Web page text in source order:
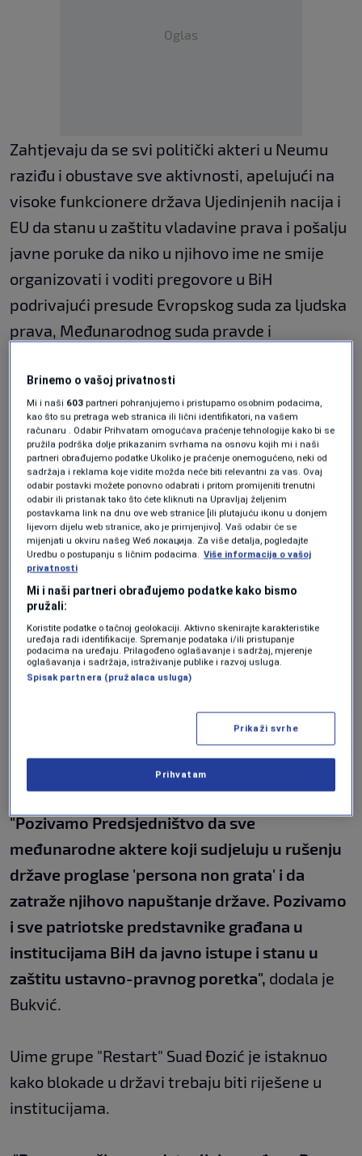
Oglas
Zahtjevaju da se svi politički akteri u Neumu
raziđu i obustave sve aktivnosti, apelujući na
visoke funkcionere država Ujedinjenih nacija i
EU da stanu u zaštitu vladavine prava i pošalju
javne poruke da niko u njihovo ime ne smije
organizovati i voditi pregovore u BiH
podrivajući presude Evropskog suda za ljudska
prava, Međunarodnog suda pravde i
Jugoslaviju.
https://ba.n1info.com/vijesti/mijatovic-u-
neumu-je-posljednji-cin-namjere-da-se-bih-
podijeli-na-tri-dijela/
Jedna od sudionica prosvjeda Enisa Bukvić
kazala je kako zahtijevaju da se svi politički
akteri okupljeni na pregovorima u Neumu
"raziđu i obustave sve aktivnosti rastakanja
države".
hitnom akcijom privedu i uhite svi akteri koji u
Neumu "sudjeluju u izravnom udaru na Bosnu i
"Pozivamo Predsjedništvo da sve
međunarodne aktere koji sudjeluju u rušenju
države proglase 'persona non grata' i da
zatraže njihovo napuštanje države. Pozivamo
i sve patriotske predstavnike građana u
institucijama BiH da javno istupe i stanu u
zaštitu ustavno-pravnog poretka", dodala je
Bukvić.
Uime grupe "Restart" Suad Đozić je istaknuo
kako blokade u državi trebaju biti riješene u
institucijama.
Brinemo o vašoj privatnosti
Mi i naši 603 partneri pohranjujemo i pristupamo osobnim podacima,
kao što su pretraga web stranica ili lični identifikatori, na vašem
računaru . Odabir Prihvatam omogućava praćenje tehnologije kako bi se
pružila podrška dolje prikazanim svrhama na osnovu kojih mi i naši
partneri obrađujemo podatke Ukoliko je praćenje onemogućeno, neki od
sadržaja i reklama koje vidite možda neće biti relevantni za vas. Ovaj
odabir postavki možete ponovno odabrati i pritom promijeniti trenutni
odabir ili pristanak tako što ćete kliknuti na Upravljaj željenim
postavkama link na dnu ove web stranice [ili plutajuću ikonu u donjem
lijevom dijelu web stranice, ako je primjenjivo]. Vaš odabir će se
mijenjati u okviru našeg Wеб локација. Za više detalja, pogledajte
Uredbu o postupanju s ličnim podacima. Više informacija o vašoj
privatnosti
Mi i naši partneri obrađujemo podatke kako bismo
pružali:
Koristite podatke o tačnoj geolokaciji. Aktivno skenirajte karakteristike
uređaja radi identifikacije. Spremanje podataka i/ili pristupanje
podacima na uređaju. Prilagođeno oglašavanje i sadržaj, mjerenje
oglašavanja i sadržaja, istraživanje publike i razvoj usluga.
Spisak partnera (pružalaca usluga)
Prikaži svrhe
Prihvatam